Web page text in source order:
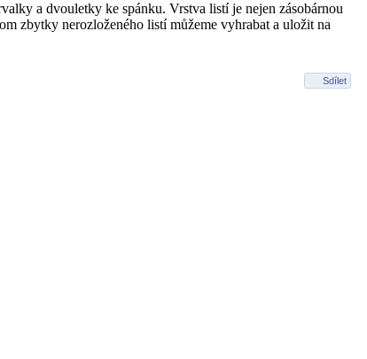
a dvouletky ke spánku. Vrstva listí je nejen zásobárnou
zbytky nerozloženého listí můžeme vyhrabat a uložit na
Sdílet